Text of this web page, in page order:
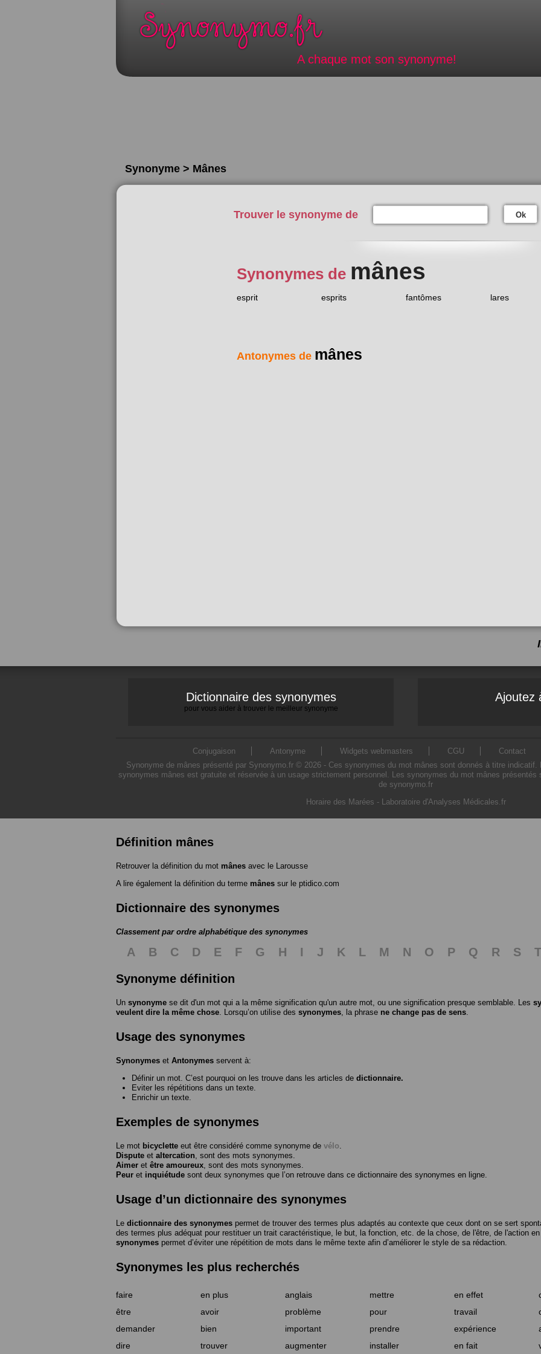
A chaque mot son synonyme!
Synonyme > Mânes
Trouver le synonyme de Ok
Synonymes de mânes
esprit esprits fantômes lares
Antonymes de mânes
Dictionnaire des synonymes
pour vous aider à trouver le meilleur synonyme
Ajoutez
Conjugaison Antonyme Widgets webmasters CGU
Contact
Synonyme de mânes présenté par Synonymo.fr © 2026 - Ces synonymes du mot mânes sont donnés à titre
synonymes mânes est gratuite et réservée à un usage strictement personnel. Les synonymes du mot mânes présentés
de synonymo.fr
Horaire des Marées - Laboratoire d'Analyses Médicales.fr
Définition mânes
Retrouver la définition du mot mânes avec le Larousse
A lire également la définition du terme mânes sur le ptidico.com
Dictionnaire des synonymes
Classement par ordre alphabétique des synonymes
A B C D E F G H I J K L M N O P Q R S
T
Synonyme définition
Un synonyme se dit d'un mot qui a la même signification qu'un autre mot, ou une signification presque semblable. Les
veulent dire la même chose . Lorsqu’on utilise des synonymes , la phrase ne change pas de sens
Usage des synonymes
Synonymes et Antonymes servent à:
Définir un mot. C’est pourquoi on les trouve dans les articles de dictionnaire.
Eviter les répétitions dans un texte.
Enrichir un texte.
Exemples de synonymes
Le mot bicyclette eut être considéré comme synonyme de vélo
Dispute et altercation , sont des mots synonymes.
Aimer et être amoureux , sont des mots synonymes.
Peur et inquiétude sont deux synonymes que l’on retrouve dans ce dictionnaire des synonymes en ligne.
Usage d’un dictionnaire des synonymes
Le dictionnaire des synonymes permet de trouver des termes plus adaptés au contexte que ceux dont on se sert
des termes plus adéquat pour restituer un trait caractéristique, le but, la fonction, etc. de la chose, de l'être, de l'action
synonymes permet d’éviter une répétition de mots dans le même texte afin d’améliorer le style de sa rédaction.
Synonymes les plus recherchés
faire en plus anglais mettre en effet
être
avoir problème pour travail
demander
bien important prendre expérience
dire
trouver augmenter installer en fait